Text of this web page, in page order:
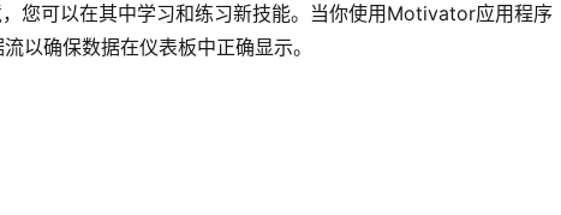
您可以在其中学习和练习新技能。当你使用Motivator应用程序
以确保数据在仪表板中正确显示。